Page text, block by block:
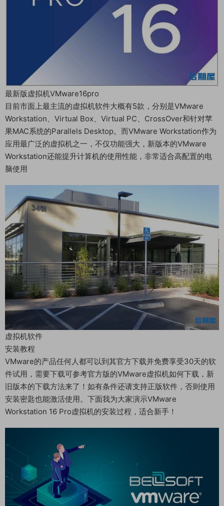
最新版虚拟机VMware16pro
目前市面上最主流的虚拟机软件大概有5款，分别是VMware
Workstation、Virtual Box、Virtual PC、CrossOver和针对苹
果MAC系统的Parallels Desktop。而VMware Workstation作为
应用最广泛的虚拟机之一，不仅功能强大，新版本的VMware
Workstation还能提升计算机的使用性能，非常适合高配置的电
脑使用
虚拟机软件
安装教程
VMware的产品任何人都可以到其官方下载并免费享受30天的软
件试用，需要下载可参考官方版的VMware虚拟机如何下载，新
旧版本的下载方法来了！如有条件还请支持正版软件，否则使用
安装密匙也能激活使用。下面我为大家演示VMware
Workstation 16 Pro虚拟机的安装过程，适合新手！